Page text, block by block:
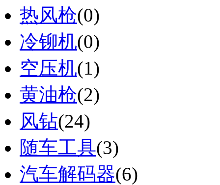
热风枪(0)
冷铆机(0)
空压机(1)
黄油枪(2)
风钻(24)
随车工具(3)
汽车解码器(6)